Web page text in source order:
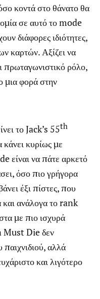
κοντά στο θάνατο θα
σε αυτό το mode
διάφορες ιδιότητες,
καρτών. Αξίζει να
πρωταγωνιστικό ρόλο,
μια φορά στην
το Jack’s 55th
κυρίως με
είναι να πάτε αρκετό
όσο πιο γρήγορα
έξι πίστες, που
και ανάλογα το rank
με πιο ισχυρά
Must Die δεν
παιχνιδιού, αλλά
και λιγότερο